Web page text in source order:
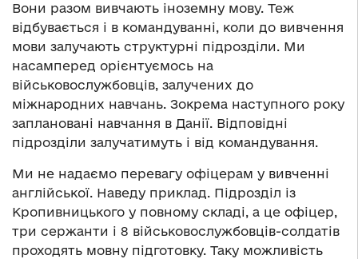
Вони разом вивчають іноземну мову. Теж
відбувається і в командуванні, коли до вивчення
мови залучають структурні підрозділи. Ми
насамперед орієнтуємось на
військовослужбовців, залучених до
міжнародних навчань. Зокрема наступного року
заплановані навчання в Данії. Відповідні
підрозділи залучатимуть і від командування.
Ми не надаємо перевагу офіцерам у вивченні
англійської. Наведу приклад. Підрозділ із
Кропивницького у повному складі, а це офіцер,
три сержанти і 8 військовослужбовців-солдатів
проходять мовну підготовку. Таку можливість